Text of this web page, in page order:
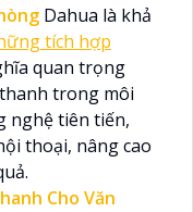
Dahua là khả
tích hợp
quan trọng
trong môi
nghệ tiên tiến,
thoại, nâng cao
Cho Văn